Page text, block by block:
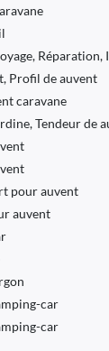
Profil de auvent
caravane
Tendeur de
pour auvent
auvent
car
car